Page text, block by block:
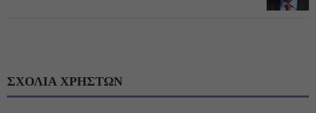
ΣΧΟΛΙΑ ΧΡΗΣΤΩΝ